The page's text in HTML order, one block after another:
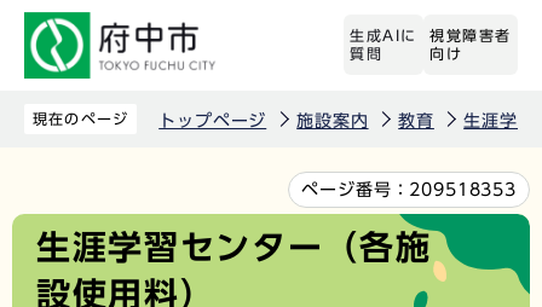
先
生成AIに
質問
視覚障害者
向け
現在のページ トップページ 施設案内 教育 生涯学習
文
ページ番号： 209518353
生涯学習センター（各施
設使用料）